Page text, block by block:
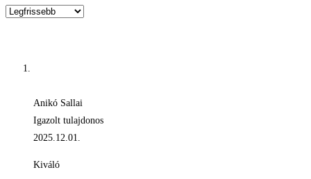
Anikó Sallai
Igazolt tulajdonos
2025.12.01.
Kiváló